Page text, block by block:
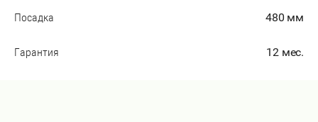
Посадка 480 мм
Гарантия 12 мес.